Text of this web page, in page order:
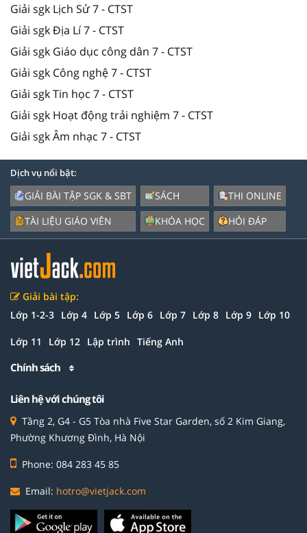
Giải sgk Lịch Sử 7 - CTST
Giải sgk Địa Lí 7 - CTST
Giải sgk Giáo dục công dân 7 - CTST
Giải sgk Công nghệ 7 - CTST
Giải sgk Tin học 7 - CTST
Giải sgk Hoạt động trải nghiệm 7 - CTST
Giải sgk Âm nhạc 7 - CTST
Dịch vụ nổi bật:
GIẢI BÀI TẬP SGK & SBT
TÀI LIỆU GIÁO VIÊN
SÁCH
KHÓA HỌC
THI ONLINE
HỎI ĐÁP
Giải bài tập:
Lớp 1-2-3 Lớp 4 Lớp 5 Lớp 6 Lớp 7 Lớp 8 Lớp 9 Lớp 10
Lớp 11 Lớp 12 Lập trình Tiếng Anh
Chính sách
Liên hệ với chúng tôi
Tầng 2, G4 - G5 Tòa nhà Five Star Garden, số 2 Kim Giang,
Phường Khương Đình, Hà Nội
Phone: 084 283 45 85
Email: hotro@vietjack.com